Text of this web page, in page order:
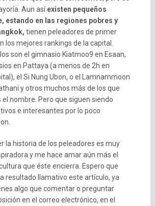
Aun asíexisten pequeños
estando en las regiones pobres y
tienen peleadores de primer
los mejores rankings de la capital.
son el gimnasio Kiatmoo9 en Esaan,
en Pattaya (a menos de 2h en
el Si Nung Ubon, o el Lamnammoon
y otros muchos más de los que
nombre. Pero que siguen siendo
e interesantes por lo poco
la historia de los peleadores es muy
y me hace amar aún más el
que éste encierra. Espero que
resultado llamativo este artículo, ya
algo que comentar o preguntar
en el correo electrónico, en el